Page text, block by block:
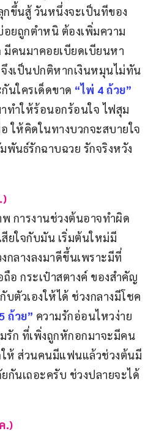
ขึ้นสู้ วันหนึ่งจะเป็นทีของ
ยถูกตำหนิ ต้องเพิ่มความ
คนมาคอยเบียดเบียนหา
จึงเป็นปกติหากเงินหมุนไม่ทัน
นใครเด็ดขาด “ไพ่ 4 ถ้วย”
าทำให้ร้อนอกร้อนใจ ไฟสุม
ให้คิดในทางบวกจะสบายใจ
นธ์รักฉาบฉวย รักจริงหวัง
การงานช่วงต้นอาจทำผิด
ยใจกับมัน เริ่มต้นใหม่มี
กลางลงมาดีขึ้นเพราะมีที่
อ กระเป๋าสตางค์ ของสำคัญ
ตัวเองให้ได้ ช่วงกลางมีโชค
ถ้วย” ความรักอ่อนไหวง่าย
รัก ที่เพิ่งถูกหักอกมาจะมีคน
ให้ ส่วนคนมีแฟนแล้วช่วงต้นมี
กันเถอะครับ ช่วงปลายจะได้
.)